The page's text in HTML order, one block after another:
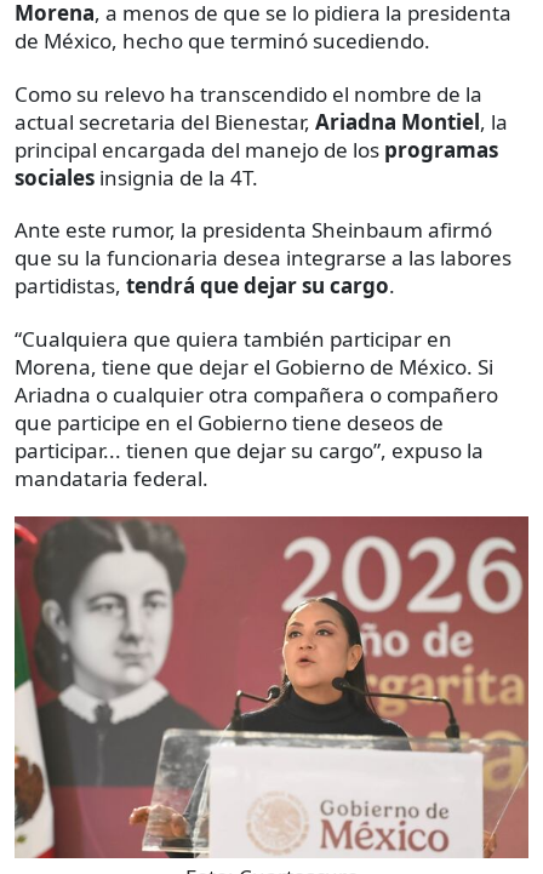
Morena, a menos de que se lo pidiera la presidenta
de México, hecho que terminó sucediendo.
Como su relevo ha transcendido el nombre de la
actual secretaria del Bienestar, Ariadna Montiel, la
principal encargada del manejo de los programas
sociales insignia de la 4T.
Ante este rumor, la presidenta Sheinbaum afirmó
que su la funcionaria desea integrarse a las labores
partidistas, tendrá que dejar su cargo.
“Cualquiera que quiera también participar en
Morena, tiene que dejar el Gobierno de México. Si
Ariadna o cualquier otra compañera o compañero
que participe en el Gobierno tiene deseos de
participar... tienen que dejar su cargo”, expuso la
mandataria federal.